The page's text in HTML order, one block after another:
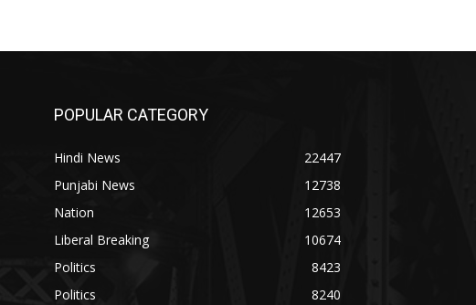
POPULAR CATEGORY
Hindi News
22447
Punjabi News
12738
Nation
12653
Liberal Breaking
10674
Politics
8423
Politics
8240